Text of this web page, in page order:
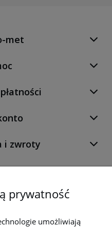
met
i zwroty
prywatność
umożliwiają